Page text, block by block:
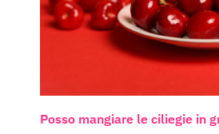
Posso mangiare le ciliegie in